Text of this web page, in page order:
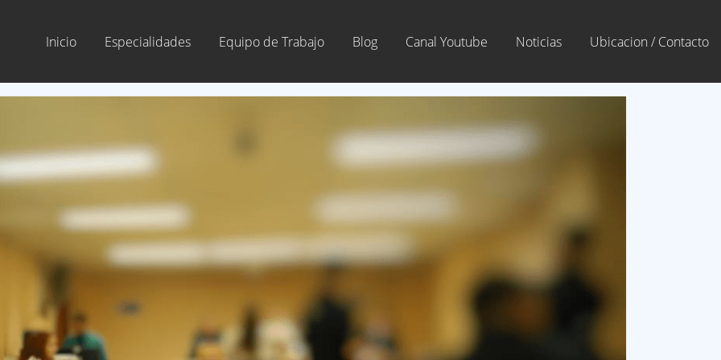
Inicio Especialidades Equipo de Trabajo Blog Canal Youtube Noticias Ubicacion / Contacto